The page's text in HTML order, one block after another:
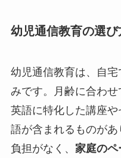
幼児通信教育の選び
幼児通信教育は、自
みです。月齢に合わせ
英語に特化した講座
語が含まれるものが
負担がなく、 家庭のペ